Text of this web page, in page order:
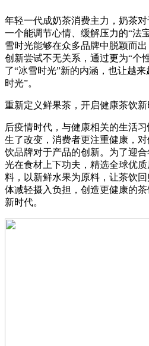
年轻一代成奶茶消费主力，奶茶
一个能调节心情、缓解压力的“法
雪时光能够在众多品牌中脱颖而
创新尝试不无关系，通过更为“个
了“冰雪时光”新的内涵，也让越
时光”。
重新定义鲜果茶，开启健康茶饮
后疫情时代，与健康相关的生活
生了改变，消费者更注重健康，
饮品牌对于产品的创新。为了迎
光在食材上下功夫，精选全球优
料，以新鲜水果为原料，让茶饮
体减轻摄入负担，创造更健康的
新时代。